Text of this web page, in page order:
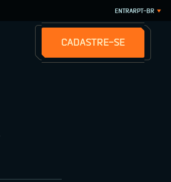
ENTRARPT-BR
CADASTRE-SE